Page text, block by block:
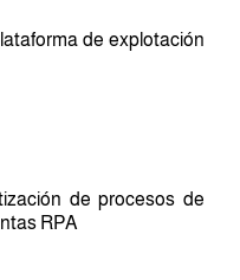
de explotación
de procesos de
RPA